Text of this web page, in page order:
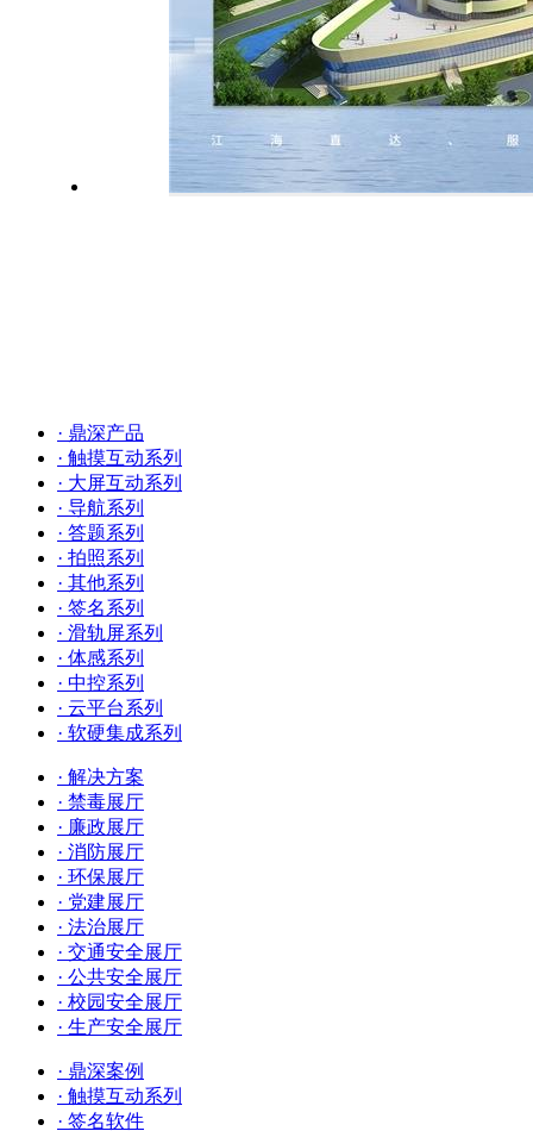
· 鼎深产品
· 触摸互动系列
· 大屏互动系列
· 导航系列
· 答题系列
· 拍照系列
· 其他系列
· 签名系列
· 滑轨屏系列
· 体感系列
· 中控系列
· 云平台系列
· 软硬集成系列
· 解决方案
· 禁毒展厅
· 廉政展厅
· 消防展厅
· 环保展厅
· 党建展厅
· 法治展厅
· 交通安全展厅
· 公共安全展厅
· 校园安全展厅
· 生产安全展厅
· 鼎深案例
· 触摸互动系列
· 签名软件